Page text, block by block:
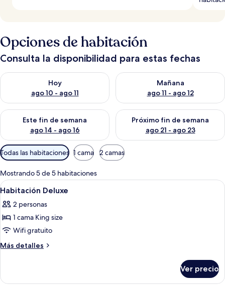
Opciones de habitación
Consulta la disponibilidad para estas fechas
Hoy
ago 10 - ago 11
Consulta la disponibilidad para hoy ago 10 - ago 11
Mañana
ago 11 - ago 12
Consulta la disponibilidad
Este fin de semana
ago 14 - ago 16
Consulta la disponibilidad para este fin de semana ago 14 -
Próximo fin de semana
ago 21 - ago 23
Consulta la disponibilidad
Filtros
disponibles
para
las
habitaciones
Todas las habitaciones 1 cama 2 camas
Mostrando 5 de 5 habitaciones
Abrir
todas
las
fotos
de
Habitación
Habitación de hotel con una cama
4
Habitación Deluxe
2 personas
1 cama King size
Wifi gratuito
Más detalles
Más
Deluxe
Ver precio